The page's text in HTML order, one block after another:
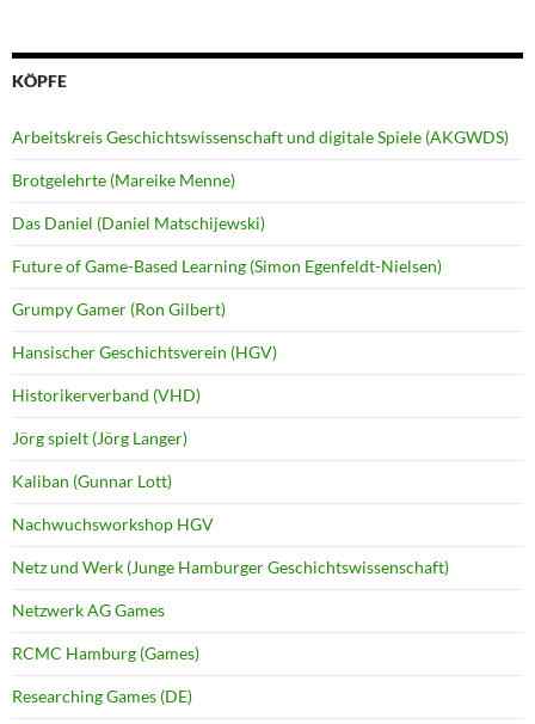
KÖPFE
Arbeitskreis Geschichtswissenschaft und digitale Spiele (AKGWDS)
Brotgelehrte (Mareike Menne)
Das Daniel (Daniel Matschijewski)
Future of Game-Based Learning (Simon Egenfeldt-Nielsen)
Grumpy Gamer (Ron Gilbert)
Hansischer Geschichtsverein (HGV)
Historikerverband (VHD)
Jörg spielt (Jörg Langer)
Kaliban (Gunnar Lott)
Nachwuchsworkshop HGV
Netz und Werk (Junge Hamburger Geschichtswissenschaft)
Netzwerk AG Games
RCMC Hamburg (Games)
Researching Games (DE)